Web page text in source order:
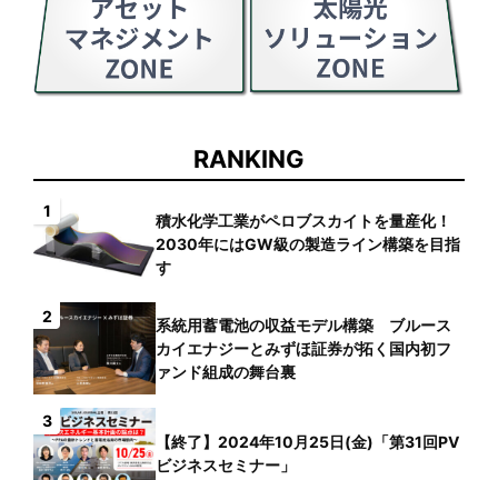
RANKING
1
積水化学工業がペロブスカイトを量産化！
2030年にはGW級の製造ライン構築を目指
す
2
系統用蓄電池の収益モデル構築 ブルース
カイエナジーとみずほ証券が拓く国内初フ
ァンド組成の舞台裏
3
【終了】2024年10月25日(金)「第31回PV
ビジネスセミナー」